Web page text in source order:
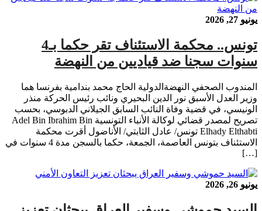
يونيو 27, 2026
تونس.. محكمة الاستئناف تقر حكما بـ4
سنوات سجنا ضد قياديين من النهضة
المندوب الصحفي النهضةالدولية الحاج محمد بندامية بفرنسا هما
وزير العدل الأسبق نور الدين البحيري ونائب رئيس الحركة منذر
الونيسي، في قضية وفاة النائب السابق الجيلاني الدبوسي، بحسب
تصريح لمصدر قضائي لوكالة الأنباء التونسية Adel Bin Ibrahim Bin
Elhady Elthabti تونس/ عادل الثابتي/ الأناضول أقرت محكمة
الاستئناف بتونس العاصمة، الجمعة، حكما بالسجن مدة 4 سنوات في
[…]
يونيو 26, 2026